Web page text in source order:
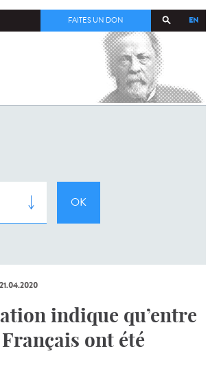
EN
FAITES UN DON
2 /
21.04.2020
indique qu’entre
Français ont été